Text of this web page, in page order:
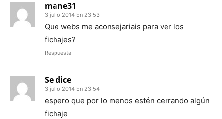
mane31
3 julio 2014 En 23:53
Que webs me aconsejariais para ver los
fichajes?
Respuesta
Se dice
3 julio 2014 En 23:54
espero que por lo menos estén cerrando algún
fichaje